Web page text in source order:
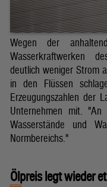
Wegen der
Wasserkraftwerken
deutlich weniger Strom
in den Flüssen
Erzeugungszahlen der
Unternehmen mit.
Wasserstände und
Normbereichs."
Ölpreis legt wieder